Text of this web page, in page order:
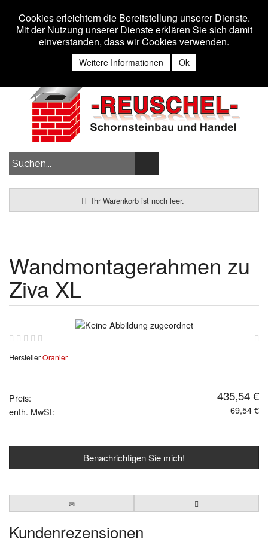
Anmelden
Ihr Warenkorb ist noch leer.
MENU
Wandmontagerahmen zu
Ziva XL
HerstellerOranier
Preis: 435,54 €
enth. MwSt: 69,54 €
Benachrichtigen Sie mich!
Kundenrezensionen
Cookies erleichtern die Bereitstellung unserer Dienste.
Mit der Nutzung unserer Dienste erklären Sie sich damit
einverstanden, dass wir Cookies verwenden.
Weitere Informationen Ok